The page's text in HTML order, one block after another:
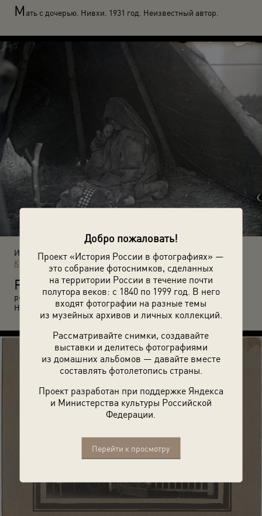
Добро пожаловать!
Проект «История России в фотографиях» —
это собрание фотоснимков, сделанных
на территории России в течение почти
полутора веков: с 1840 по 1999 год. В него
входят фотографии на разные темы
из музейных архивов и личных коллекций.
Рассматривайте снимки, создавайте
выставки и делитесь фотографиями
из домашних альбомов — давайте вместе
составлять фотолетопись страны.
Проект разработан при поддержке Яндекса
и Министерства культуры Российской
Федерации.
Перейти к просмотру
М ать с дочерью. Нивхи. 1931 год. Неизвестный автор.
Источники:
Кунсткамера
Р
оженица в специально отведенном для нее чуме на время
родов и ухода за новорожденным. Ханты. 1936 год.
Неизвестный автор.